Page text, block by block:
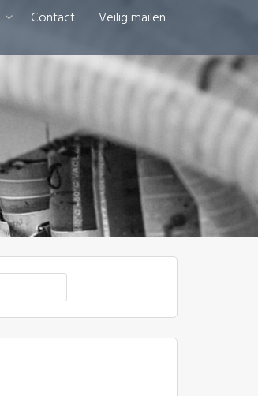
Contact Veilig mailen